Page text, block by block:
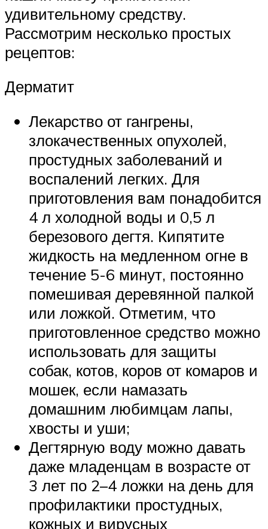
удивительному средству.
Рассмотрим несколько простых
рецептов:
Дерматит
Лекарство от гангрены,
злокачественных опухолей,
простудных заболеваний и
воспалений легких. Для
приготовления вам понадобится
4 л холодной воды и 0,5 л
березового дегтя. Кипятите
жидкость на медленном огне в
течение 5-6 минут, постоянно
помешивая деревянной палкой
или ложкой. Отметим, что
приготовленное средство можно
использовать для защиты
собак, котов, коров от комаров и
мошек, если намазать
домашним любимцам лапы,
хвосты и уши;
Дегтярную воду можно давать
даже младенцам в возрасте от
3 лет по 2–4 ложки на день для
профилактики простудных,
кожных и вирусных